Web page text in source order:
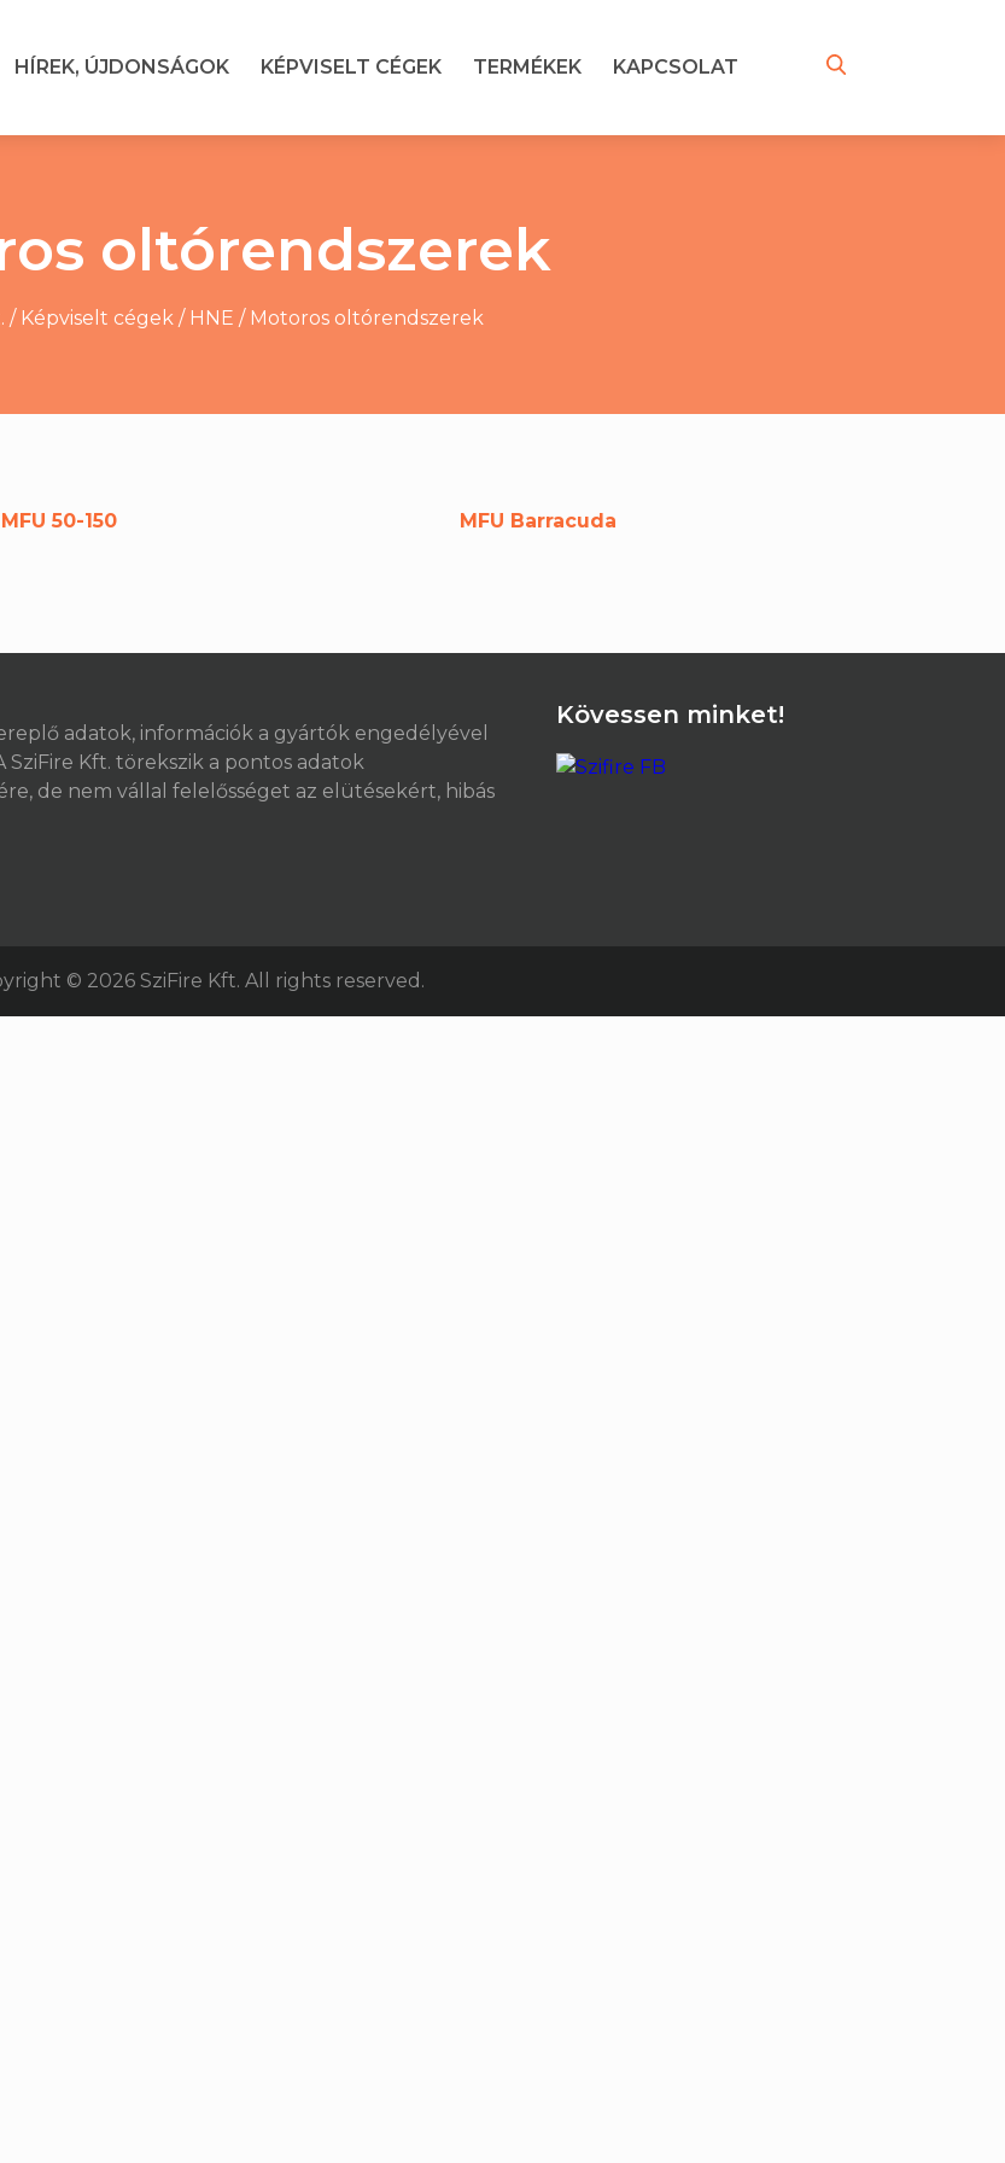
HÍREK, ÚJDONSÁGOK KÉPVISELT CÉGEK TERMÉKEK KAPCSOLAT
oltórendszerek
/ Képviselt cégek / HNE / Motoros oltórendszerek
MFU 50-150 MFU Barracuda
adatok, információk a gyártók engedélyével
SziFire Kft. törekszik a pontos adatok
de nem vállal felelősséget az elütésekért, hibás
Kövessen minket!
© 2026 SziFire Kft. All rights reserved.